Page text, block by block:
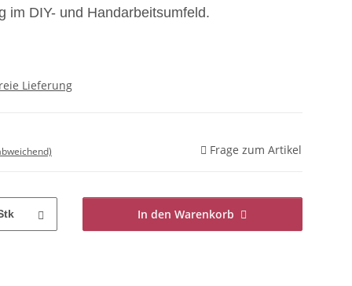
im DIY- und Handarbeitsumfeld.
Lieferung
Frage zum Artikel
In den Warenkorb